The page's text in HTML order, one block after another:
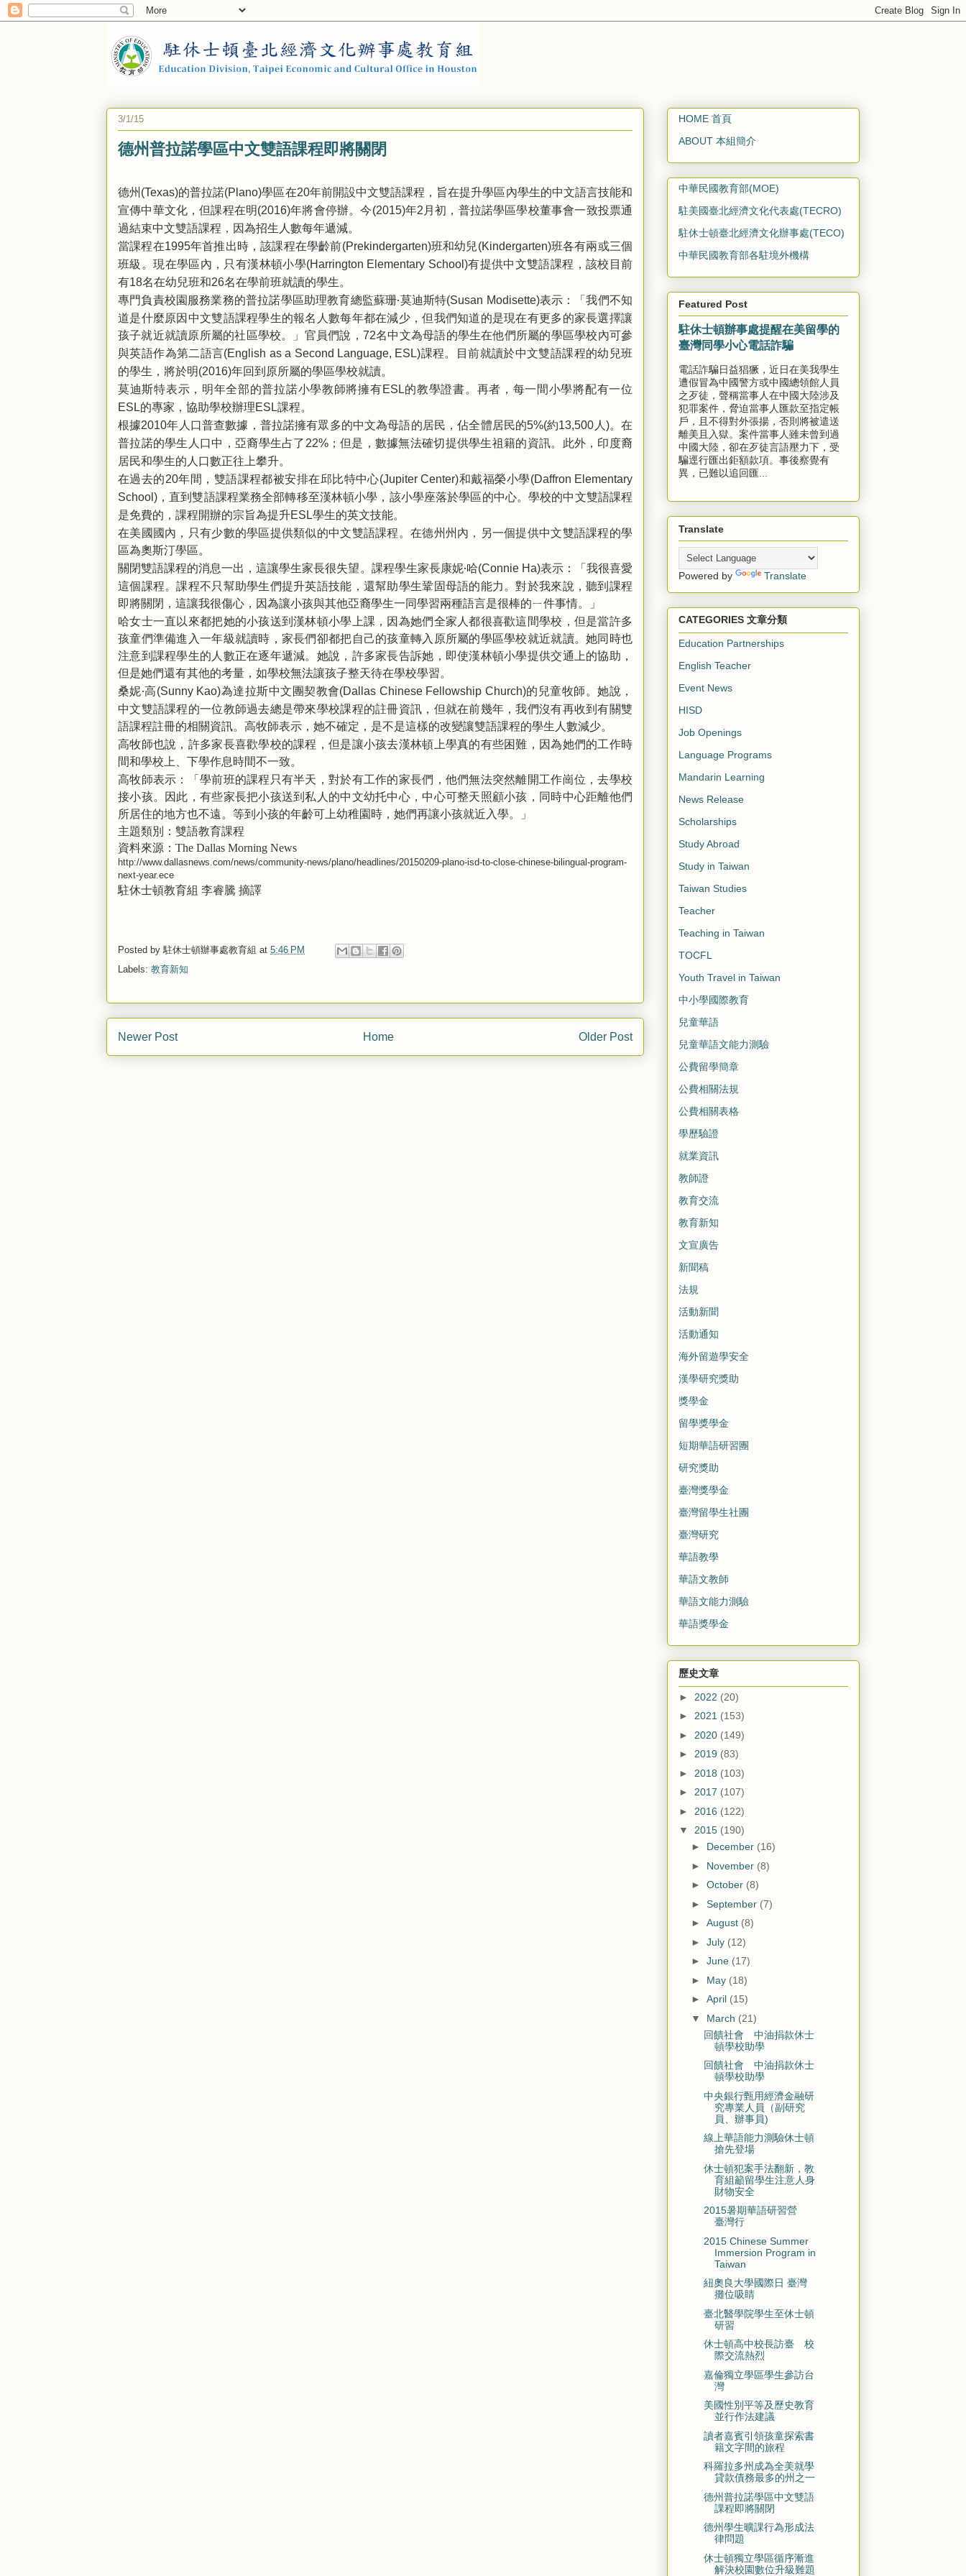
3/1/15
德州普拉諾學區中文雙語課程即將關閉
德州(Texas)的普拉諾(Plano)學區在20年前開設中文雙語課程，旨在提升學區內學生的中文語言技能和
宣傳中華文化，但課程在明(2016)年將會停辦。今(2015)年2月初，普拉諾學區學校董事會一致投票通
過結束中文雙語課程，因為招生人數每年遞減。
當課程在1995年首推出時，該課程在學齡前(Prekindergarten)班和幼兒(Kindergarten)班各有兩或三個
班級。現在學區內，只有漢林頓小學(Harrington Elementary School)有提供中文雙語課程，該校目前
有18名在幼兒班和26名在學前班就讀的學生。
專門負責校園服務業務的普拉諾學區助理教育總監蘇珊‧莫迪斯特(Susan Modisette)表示：「我們不知
道是什麼原因中文雙語課程學生的報名人數每年都在減少，但我們知道的是現在有更多的家長選擇讓
孩子就近就讀原所屬的社區學校。」官員們說， 72名中文為母語的學生在他們所屬的學區學校內可參
與英語作為第二語言(English as a Second Language, ESL)課程。目前就讀於中文雙語課程的幼兒班
的學生，將於明(2016)年回到原所屬的學區學校就讀。
莫迪斯特表示，明年全部的普拉諾小學教師將擁有ESL的教學證書。再者，每一間小學將配有一位
ESL的專家，協助學校辦理ESL課程。
根據2010年人口普查數據，普拉諾擁有眾多的中文為母語的居民，佔全體居民的5%(約13,500人)。在
普拉諾的學生人口中，亞裔學生占了 22%；但是，數據無法確切提供學生祖籍的資訊。此外，印度裔
居民和學生的人口數正往上攀升。
在過去的20年間，雙語課程都被安排在邱比特中心(Jupiter Center)和戴福榮小學(Daffron Elementary
School) ，直到雙語課程業務全部轉移至漢林頓小學，該小學座落於學區的中心。學校的中文雙語課程
是免費的，課程開辦的宗旨為提升ESL學生的英文技能。
在美國國內，只有少數的學區提供類似的中文雙語課程。在德州州內，另一個提供中文雙語課程的學
區為奧斯汀學區。
關閉雙語課程的消息一出，這讓學生家長很失望。課程學生家長康妮‧哈(Connie Ha)表示：「我很喜愛
這個課程。課程不只幫助學生們提升英語技能，還幫助學生鞏固母語的能力。對於我來說，聽到課程
即將關閉，這讓我很傷心，因為讓小孩與其他亞裔學生一同學習兩種語言是很棒的ㄧ件事情。」
哈女士一直以來都把她的小孩送到漢林頓小學上課，因為她們全家人都很喜歡這間學校，但是當許多
孩童們準備進入一年級就讀時，家長們卻都把自己的孩童轉入原所屬的學區學校就近就讀。她同時也
注意到課程學生的人數正在逐年遞減。她說，許多家長告訴她，即使漢林頓小學提供交通上的協助，
但是她們還有其他的考量，如學校無法讓孩子整天待在學校學習。
桑妮‧高(Sunny Kao)為達拉斯中文團契教會(Dallas Chinese Fellowship Church)的兒童牧師。她說，
中文雙語課程的一位教師過去總是帶來學校課程的註冊資訊，但就在前幾年，我們沒有再收到有關雙
語課程註冊的相關資訊。高牧師表示，她不確定，是不是這樣的改變讓雙語課程的學生人數減少。
高牧師也說，許多家長喜歡學校的課程，但是讓小孩去漢林頓上學真的有些困難，因為她們的工作時
間和學校上、下學作息時間不一致。
高牧師表示：「學前班的課程只有半天，對於有工作的家長們，他們無法突然離開工作崗位，去學校
接小孩。因此，有些家長把小孩送到私人的中文幼托中心，中心可整天照顧小孩，同時中心距離他們
所居住的地方也不遠。等到小孩的年齡可上幼稚園時，她們再讓小孩就近入學。」
主題類別：雙語教育課程
資料來源： The Dallas Morning News
http://www.dallasnews.com/news/community-news/plano/headlines/20150209-plano-isd-to-close-chinese-bilingual-program-
next-year.ece
駐休士頓教育組 李睿騰 摘譯
Posted by駐休士頓辦事處教育組 at 5:46 PM
Labels: 教育新知
Newer Post Older Post
Home
HOME 首頁
ABOUT 本組簡介
中華民國教育部(MOE)
駐美國臺北經濟文化代表處(TECRO)
駐休士頓臺北經濟文化辦事處(TECO)
中華民國教育部各駐境外機構
Featured Post
駐休士頓辦事處提醒在美留學的
臺灣同學小心電話詐騙
電話詐騙日益猖獗，近日在美我學生
遭假冒為中國警方或中國總領館人員
之歹徒，聲稱當事人在中國大陸涉及
犯罪案件，脅迫當事人匯款至指定帳
戶，且不得對外張揚，否則將被遣送
離美且入獄。案件當事人雖未曾到過
中國大陸，卻在歹徒言語壓力下，受
騙逕行匯出鉅額款項。事後察覺有
異，已難以追回匯...
Translate
Powered by Translate
CATEGORIES 文章分類
Education Partnerships
English Teacher
Event News
HISD
Job Openings
Language Programs
Mandarin Learning
News Release
Scholarships
Study Abroad
Study in Taiwan
Taiwan Studies
Teacher
Teaching in Taiwan
TOCFL
Youth Travel in Taiwan
中小學國際教育
兒童華語
兒童華語文能力測驗
公費留學簡章
公費相關法規
公費相關表格
學歷驗證
就業資訊
教師證
教育交流
教育新知
文宣廣告
新聞稿
法規
活動新聞
活動通知
海外留遊學安全
漢學研究獎助
獎學金
留學獎學金
短期華語研習團
研究獎助
臺灣獎學金
臺灣留學生社團
臺灣研究
華語教學
華語文教師
華語文能力測驗
華語獎學金
歷史文章
► 2022 (20)
► 2021 (153)
► 2020 (149)
► 2019 (83)
► 2018 (103)
► 2017 (107)
► 2016 (122)
▼ 2015 (190)
► December (16)
► November (8)
► October (8)
► September (7)
► August (8)
► July (12)
► June (17)
► May (18)
► April (15)
▼ March (21)
回饋社會 中油捐款休士
頓學校助學
回饋社會 中油捐款休士
頓學校助學
中央銀行甄用經濟金融研
究專業人員（副研究
員、辦事員)
線上華語能力測驗休士頓
搶先登場
休士頓犯案手法翻新，教
育組籲留學生注意人身
財物安全
2015暑期華語研習營
臺灣行
2015 Chinese Summer
Immersion Program in
Taiwan
紐奧良大學國際日 臺灣
攤位吸睛
臺北醫學院學生至休士頓
研習
休士頓高中校長訪臺 校
際交流熱烈
嘉倫獨立學區學生參訪台
灣
美國性別平等及歷史教育
並行作法建議
讀者嘉賓引領孩童探索書
籍文字間的旅程
科羅拉多州成為全美就學
貸款債務最多的州之一
德州普拉諾學區中文雙語
課程即將關閉
德州學生曠課行為形成法
律問題
休士頓獨立學區循序漸進
解決校園數位升級難題